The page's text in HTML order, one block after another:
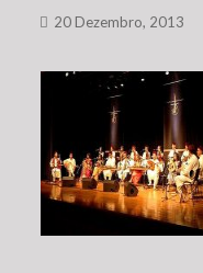
20 Dezembro, 2013